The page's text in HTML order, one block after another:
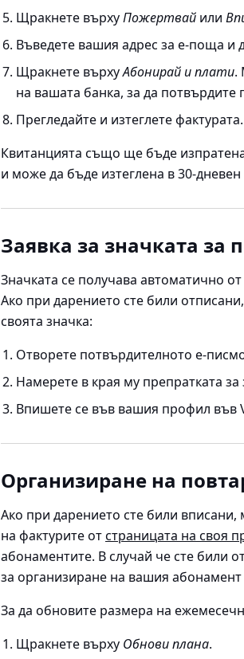
Щракнете върхуПожертвай или
Въведете вашия адрес за е-поща и
Щракнете върхуАбонирай и плати.
на вашата банка, за да потвърдите
Прегледайте и изтеглете фактурата.
Квитанцията също ще бъде
и може да бъде изтеглена в 30-
Заявка за значката за
Значката се получава автоматично
Ако при дарението сте били
своята значка:
Отворете потвърдителното е-
Намерете в края му препратката за
Впишете се във вашия профил във
Организиране на
Ако при дарението сте били вписани,
на фактурите отстраницата на своя
абонаментите. В случай че сте били
за организиране на вашия
За да обновите размера на
Щракнете върху Обнови плана.